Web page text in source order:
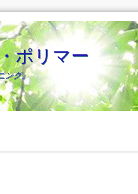
ポリマー
ング』